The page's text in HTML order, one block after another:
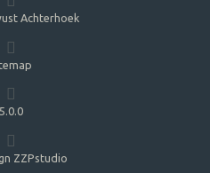
Achterhoek
5.0.0
ZZPstudio